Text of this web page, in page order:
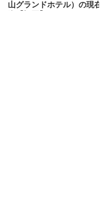
山グランドホテル）の現在